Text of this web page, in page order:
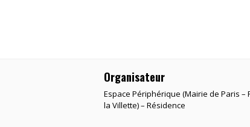
Organisateur
Espace Périphérique (Mairie de Paris –
la Villette) – Résidence